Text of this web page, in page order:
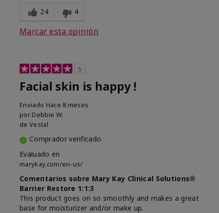
24 4
Marcar esta opinión
5
Facial skin is happy !
Enviado Hace 8 meses
por Debbie W.
de Vestal
Comprador verificado
Evaluado en
marykay.com/en-us/
Comentarios sobre Mary Kay Clinical Solutions®
Barrier Restore 1:1:3
This product goes on so smoothly and makes a great
base for moisturizer and/or make up.